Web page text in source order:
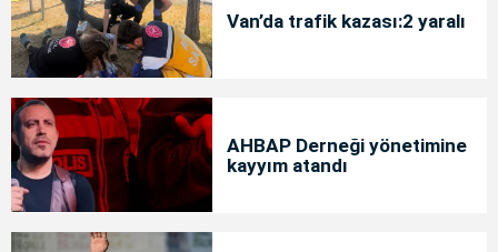
Van’da trafik kazası:2 yaralı
AHBAP Derneği yönetimine
kayyım atandı